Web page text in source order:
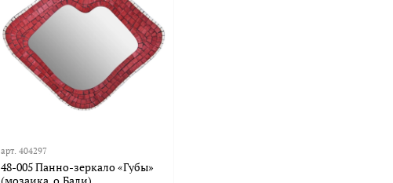
арт.404297
48-005 Панно-зеркало «Губы»